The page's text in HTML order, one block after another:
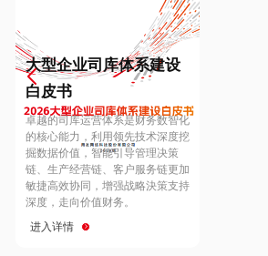
Europe
Hungary
Hong Kong
大型企业司库体系建设
白皮书
卓越的司库运营体系是财务数智化
的核心能力，利用领先技术深度挖
掘数据价值，智能引导管理决策
链、生产经营链、客户服务链更加
敏捷高效协同，增强战略決策支持
深度，走向价值财务。
进入详情